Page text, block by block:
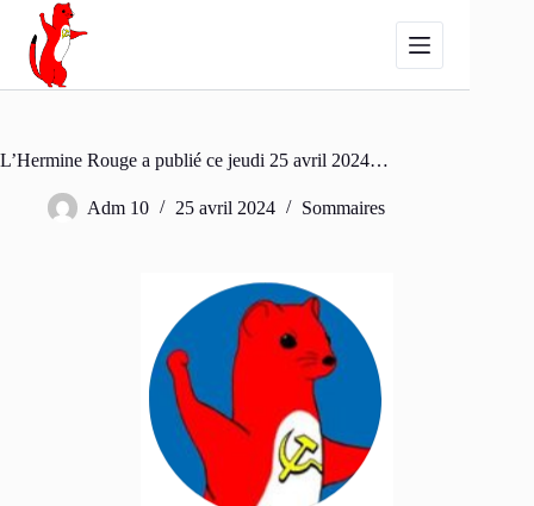
Passer
contenu
L’Hermine Rouge a publié ce jeudi 25 avril 2024…
Adm 10 25 avril 2024 Sommaires